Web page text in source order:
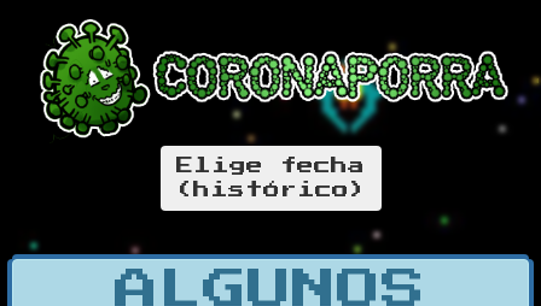
Elige fecha
(histórico)
ALGUNOS